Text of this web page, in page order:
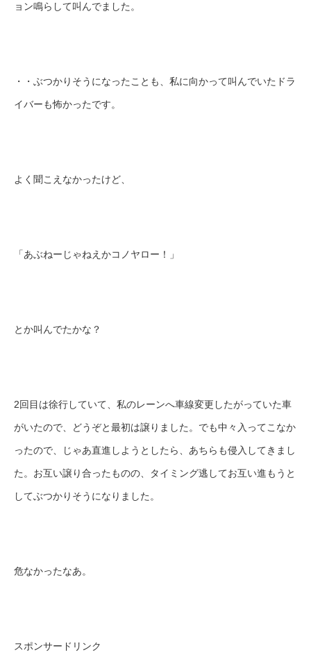
ョン鳴らして叫んでました。
・・ぶつかりそうになったことも、私に向かって叫んでいたドラ
イバーも怖かったです。
よく聞こえなかったけど、
「あぶねーじゃねえかコノヤロー！」
とか叫んでたかな？
2回目は徐行していて、私のレーンへ車線変更したがっていた車
がいたので、どうぞと最初は譲りました。でも中々入ってこなか
ったので、じゃあ直進しようとしたら、あちらも侵入してきまし
た。お互い譲り合ったものの、タイミング逃してお互い進もうと
してぶつかりそうになりました。
危なかったなあ。
スポンサードリンク